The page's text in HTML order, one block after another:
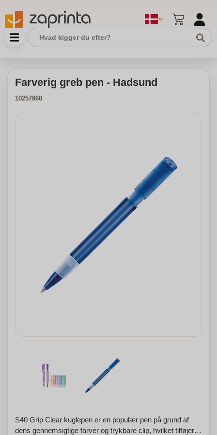
Farverig greb pen - Hadsund
10257860
S40 Grip Clear kuglepen er en populær pen på grund af
dens gennemsigtige farver og trykbare clip, hvilket tilføjer